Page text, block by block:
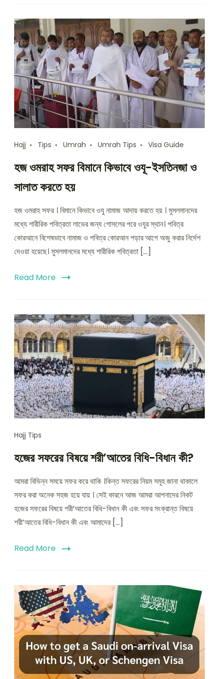
Hajj Tips Umrah Umrah Tips Visa Guide
হজ ওমরাহ সফর বিমানে কিভাবে ওযূ-ইসতিনজা ও
সালাত করতে হয়
হজ ওমরাহ সফর । বিমানে কিভাবে ওযু নামাজ আদায় করতে হয় । মুসলমানদের
মধ্যে শারীরিক পবিত্রতা লাভের জন্য গোসলের পরে ওযুর স্থান। পবিত্র
কোরআনে বিশেষভাবে নামাজ ও পবিত্র কোরআন পড়ার আগে অজু করার নির্দেশ
দেওয়া হয়েছে। মুসলমানদের মধ্যে শারীরিক পবিত্রতা […]
Read More
Hajj Tips
হজের সফরের বিষয়ে শরী’আতের বিধি-বিধান কী?
আমরা বিভিন্ন সময়ে সফর করে থাকি ।কিন্ত সফরের নিয়ম সমূহ জানা থাকালে
সফর করা অনেক সহজ হয়ে যায় । সেই কারনে আজ আমরা আপনাদের নিকট
হজের সফরের বিষয়ে শরী’আতের বিধি-বিধান কী এবং সফর সংক্রান্ত বিষয়ে
শরী’আতের বিধি-বিধান কী এবং আমাদের […]
Read More